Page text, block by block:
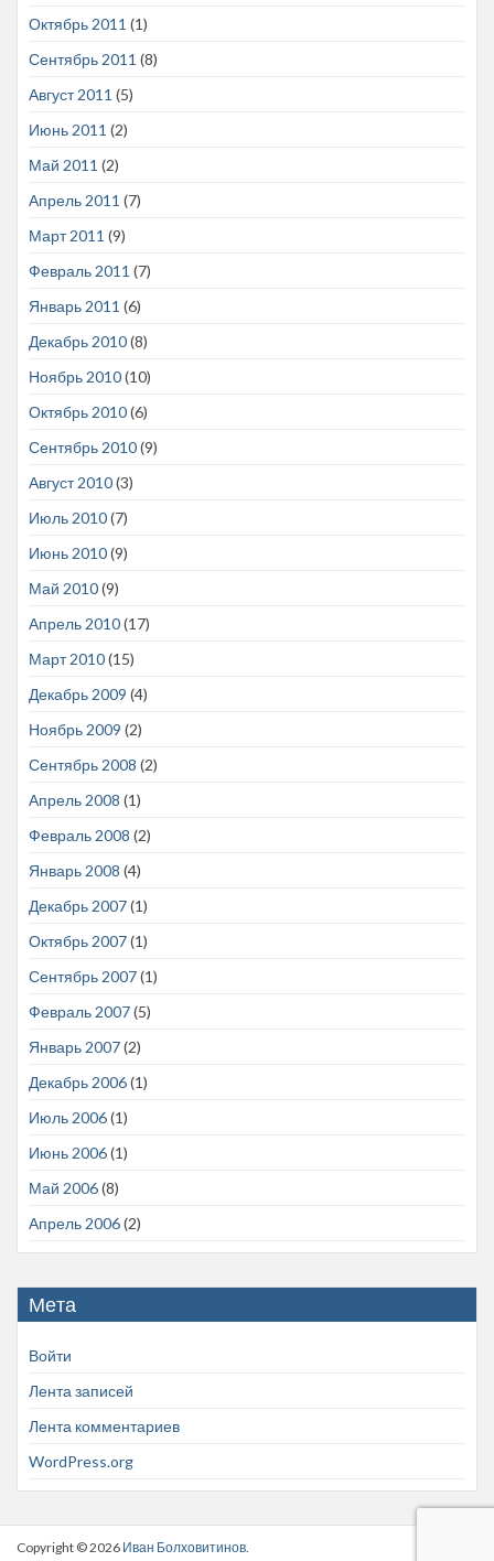
Октябрь 2011 (1)
Сентябрь 2011 (8)
Август 2011 (5)
Июнь 2011 (2)
Май 2011 (2)
Апрель 2011 (7)
Март 2011 (9)
Февраль 2011 (7)
Январь 2011 (6)
Декабрь 2010(8)
Ноябрь 2010(10)
Октябрь 2010(6)
Сентябрь 2010(9)
Август 2010(3)
Июль 2010(7)
Июнь 2010(9)
Май 2010(9)
Апрель 2010(17)
Март 2010(15)
Декабрь 2009 (4)
Ноябрь 2009 (2)
Сентябрь 2008 (2)
Апрель 2008 (1)
Февраль 2008 (2)
Январь 2008 (4)
Декабрь 2007(1)
Октябрь 2007(1)
Сентябрь 2007(1)
Февраль 2007(5)
Январь 2007(2)
Декабрь 2006(1)
Июль 2006(1)
Июнь 2006(1)
Май 2006(8)
Апрель 2006(2)
Мета
Войти
Лента записей
Лента комментариев
WordPress.org
Copyright © 2026 Иван Болховитинов.